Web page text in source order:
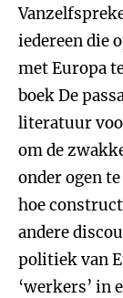
iedereen die
met Europa
boek De
literatuur
om de
onder ogen
hoe
andere
politiek van
‘werkers’ in